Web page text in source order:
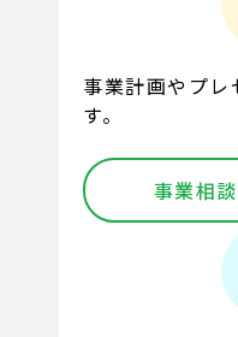
事業計画やプレ
す。
事業相